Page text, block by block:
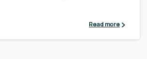
Read more